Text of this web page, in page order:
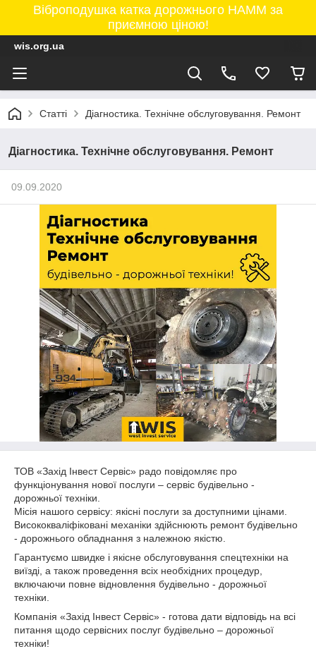
Віброподушка катка дорожнього HAMM за
приємною ціною!
wis.org.ua
Статті Діагностика. Технічне обслуговування. Ремонт
Діагностика. Технічне обслуговування. Ремонт
09.09.2020
ТОВ «Захід Інвест Сервіс» радо повідомляє про
функціонування нової послуги – сервіс будівельно -
дорожньої техніки.
Місія нашого сервісу: якісні послуги за доступними цінами.
Висококваліфіковані механіки здійснюють ремонт будівельно
- дорожнього обладнання з належною якістю.
Гарантуємо швидке і якісне обслуговування спецтехніки на
виїзді, а також проведення всіх необхідних процедур,
включаючи повне відновлення будівельно - дорожньої
техніки.
Компанія «Захід Інвест Сервіс» - готова дати відповідь на всі
питання щодо сервісних послуг будівельно – дорожньої
техніки!